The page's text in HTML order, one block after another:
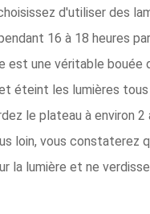
d'utiliser des
16 à 18 heures
est une véritable bouée
éteint les lumières
le plateau à environ
loin, vous constaterez
la lumière et ne